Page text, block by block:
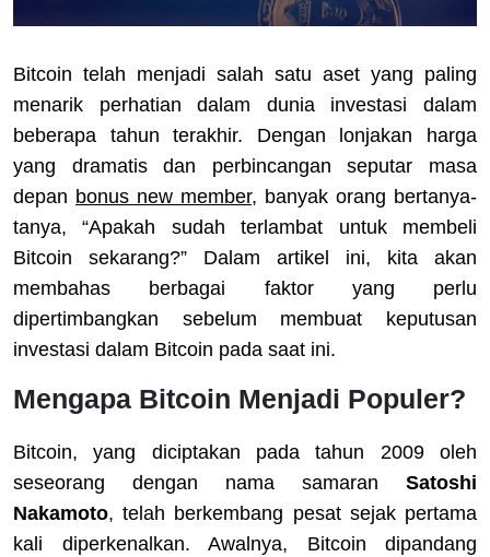
Bitcoin telah menjadi salah satu aset yang paling
menarik perhatian dalam dunia investasi dalam
beberapa tahun terakhir. Dengan lonjakan harga
yang dramatis dan perbincangan seputar masa
depan bonus new member, banyak orang bertanya-
tanya, “Apakah sudah terlambat untuk membeli
Bitcoin sekarang?” Dalam artikel ini, kita akan
membahas berbagai faktor yang perlu
dipertimbangkan sebelum membuat keputusan
investasi dalam Bitcoin pada saat ini.
Mengapa Bitcoin Menjadi Populer?
Bitcoin, yang diciptakan pada tahun 2009 oleh
seseorang dengan nama samaran Satoshi
Nakamoto, telah berkembang pesat sejak pertama
kali diperkenalkan. Awalnya, Bitcoin dipandang